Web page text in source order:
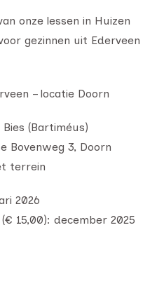
onze lessen in Huizen
gezinnen uit Ederveen
– locatie Doorn
(Bartiméus)
Bovenweg 3, Doorn
terrein
2026
15,00): december 2025